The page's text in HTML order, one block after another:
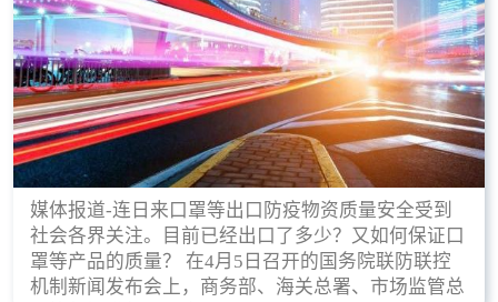
媒体报道-连日来口罩等出口防疫物资质量安全受到
社会各界关注。目前已经出口了多少？又如何保证口
罩等产品的质量？ 在4月5日召开的国务院联防联控
机制新闻发布会上，商务部、海关总署、市场监管总